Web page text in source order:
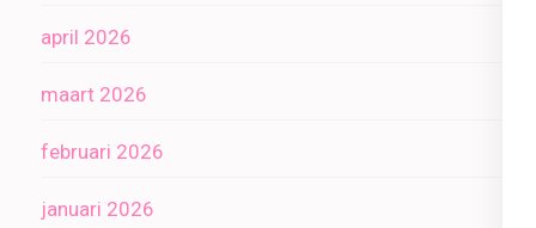
april 2026
maart 2026
februari 2026
januari 2026